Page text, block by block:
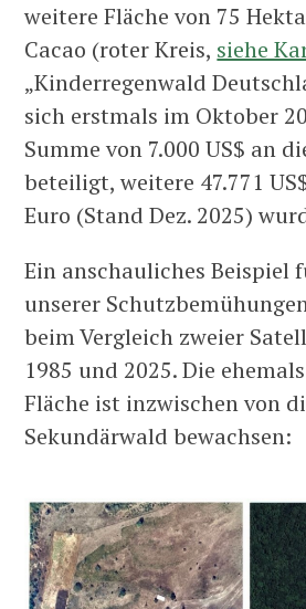
weitere Fläche von 75
Cacao (roter Kreis, siehe
„Kinderregenwald
sich erstmals im Oktober
Summe von 7.000 US$ an
beteiligt, weitere 47.771
Euro (Stand Dez. 2025)
Ein anschauliches Beispiel
unserer
beim Vergleich zweier
1985 und 2025. Die
Fläche ist inzwischen von
Sekundärwald bewachsen: